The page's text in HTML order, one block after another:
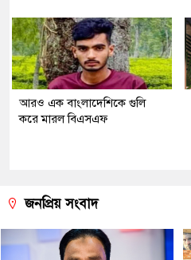
আরও এক বাংলাদেশিকে গুলি
করে মারল বিএসএফ
জনপ্রিয় সংবাদ